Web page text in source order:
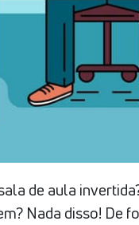
de aula
Nada disso! De